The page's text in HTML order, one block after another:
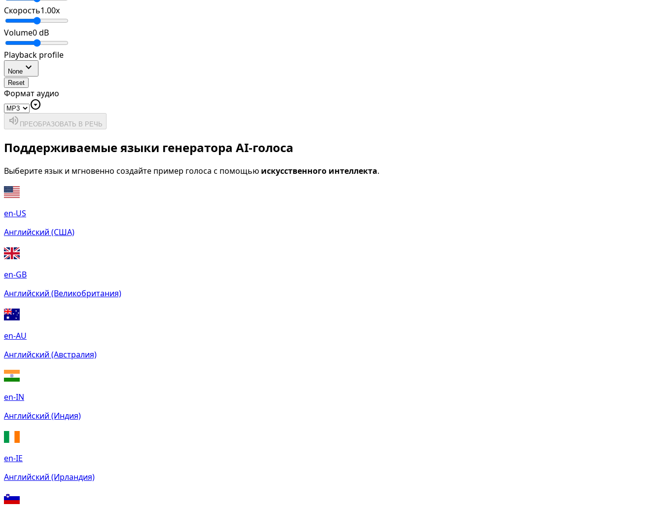
Скорость1.00x
Volume0dB
Playback profile
None expand_more
Reset
Формат аудио
arrow_drop_down_circle
volume_up ПРЕОБРАЗОВАТЬ В РЕЧЬ
Поддерживаемые языки генератора AI-голоса
Выберите язык и мгновенно создайте пример голоса с помощью искусственного интеллекта.
en-US
Английский (США)
en-GB
Английский (Великобритания)
en-AU
Английский (Австралия)
en-IN
Английский (Индия)
en-IE
Английский (Ирландия)